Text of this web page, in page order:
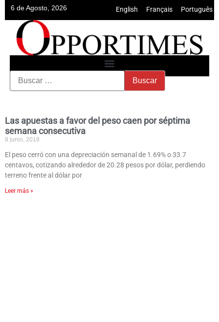
6 de Agosto, 2026 English Français Português
Las apuestas a favor del peso caen por séptima
semana consecutiva
8 junio, 2018
El peso cerró con una depreciación semanal de 1.69% o 33.7
centavos, cotizando alrededor de 20.28 pesos por dólar, perdiendo
terreno frente al dólar por
Leer más »